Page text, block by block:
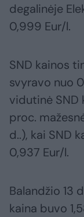
degalinėje
0,999 Eur/l.
SND kainos
svyravo nuo
vidutinė SND
proc.
d..), kai SND
0,937 Eur/l.
Balandžio 13
kaina buvo